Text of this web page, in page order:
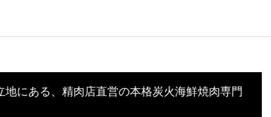
にある、精肉店直営の本格炭火海鮮焼肉専門